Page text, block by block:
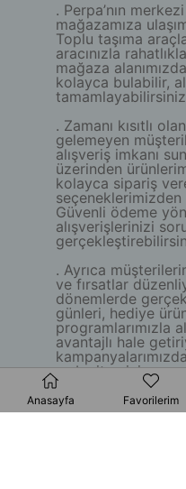
. Perpa’nın
mağazamıza
Toplu taşıma
aracınızla
mağaza
kolayca bulabilir,
. Zamanı kısıtlı
gelemeyen
alışveriş imkanı
üzerinden
kolayca sipariş
Güvenli ödeme
alışverişlerinizi
. Ayrıca
ve fırsatlar
dönemlerde
günleri, hediye
programlarımızla
avantajlı hale
web sitemizi ve
hesaplarımızı
. Sorularınız,
Anasayfa Favorilerim